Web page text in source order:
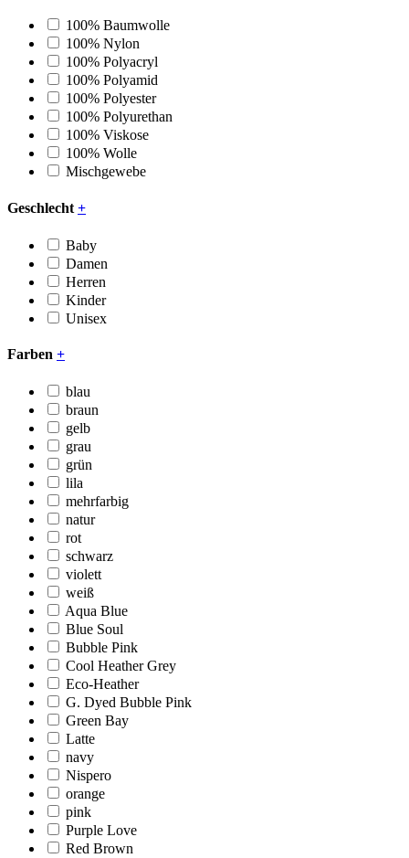
100% Baumwolle
100% Nylon
100% Polyacryl
100% Polyamid
100% Polyester
100% Polyurethan
100% Viskose
100% Wolle
Mischgewebe
Geschlecht +
Baby
Damen
Herren
Kinder
Unisex
Farben +
blau
braun
gelb
grau
grün
lila
mehrfarbig
natur
rot
schwarz
violett
weiß
Aqua Blue
Blue Soul
Bubble Pink
Cool Heather Grey
Eco-Heather
G. Dyed Bubble Pink
Green Bay
Latte
navy
Nispero
orange
pink
Purple Love
Red Brown